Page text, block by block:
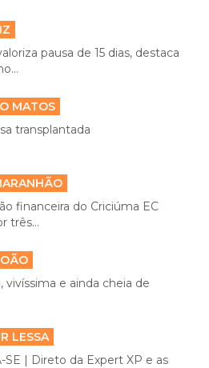
pausa de 15 dias, destaca
MATOS
transplantada
financeira do Criciúma EC
três...
vivíssima e ainda cheia de
LESSA
SE | Direto da Expert XP e as